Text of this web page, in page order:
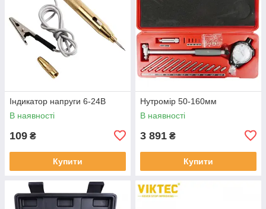
Індикатор напруги 6-24В
В наявності
109 ₴
Купити
Нутромір 50-160мм
В наявності
3 891 ₴
Купити